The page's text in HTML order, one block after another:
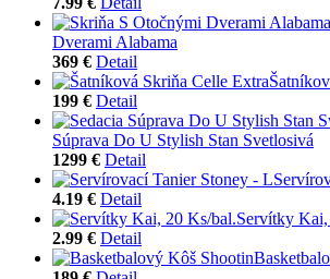
Dverami Alabama
369 € Detail
199 € Detail
Súprava Do U Stylish Stan Svetlosivá
1299 € Detail
4.19 € Detail
Servítky
2.99 € Detail